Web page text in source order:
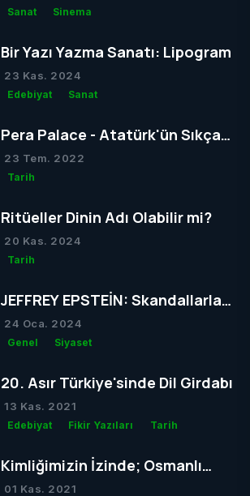
Sanat Sinema
Bir Yazı Yazma Sanatı: Lipogram
23 Kas. 2024
Edebiyat Sanat
Pera Palace - Atatürk'ün Sıkça
Konakladığı Otel
23 Tem. 2022
Tarih
Ritüeller Dinin Adı Olabilir mi?
20 Kas. 2024
Tarih
JEFFREY EPSTEİN: Skandallarla
Dolu Bir Hayatın Ardındaki Gizem
24 Oca. 2024
Genel Siyaset
20. Asır Türkiye'sinde Dil Girdabı
13 Kas. 2021
Edebiyat Fikir Yazıları Tarih
Kimliğimizin İzinde; Osmanlı
Mezar Taşları
01 Kas. 2021